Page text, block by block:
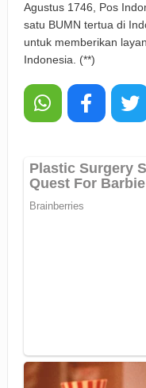
Agustus 1746, Pos
satu BUMN tertua di
untuk memberikan
Indonesia. (**)